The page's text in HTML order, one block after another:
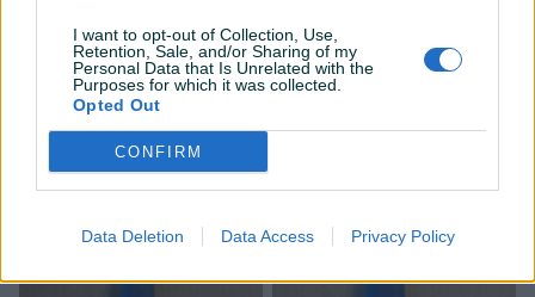
I want to opt-out of Collection, Use,
Retention, Sale, and/or Sharing of my
Personal Data that Is Unrelated with the
Purposes for which it was collected.
Opted Out
CONFIRM
Data Deletion Data Access Privacy Policy
Ital Form
1.120 KM
prije 2 dana
Novo
30 KM